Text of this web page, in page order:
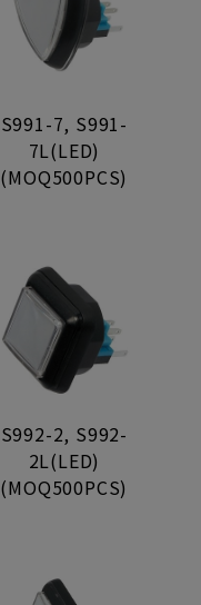
S991-7, S991-
7L(LED)
(MOQ500PCS)
S992-2, S992-
2L(LED)
(MOQ500PCS)